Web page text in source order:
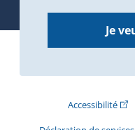
Je
Accessibilité